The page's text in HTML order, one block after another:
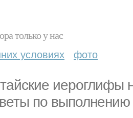
только у нас
условиях фото
иероглифы
по выполнению